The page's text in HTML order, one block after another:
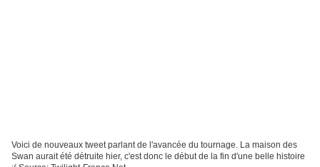
Voici de nouveaux tweet parlant de l'avancée du tournage. La maison des
Swan aurait été détruite hier, c'est donc le début de la fin d'une belle histoire